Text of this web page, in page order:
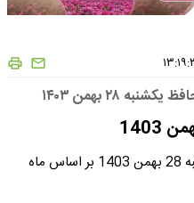
۲۸ بهمن ۱۴۰۳
در این پست با فال حافظ روزانه یکشنبه 28 بهمن 1403 بر اساس ماه